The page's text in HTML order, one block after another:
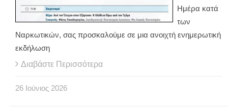
Ημέρα κατά
των
Ναρκωτικών, σας προσκαλούμε σε μια ανοιχτή ενημερωτική
εκδήλωση
Διαβάστε Περισσότερα
26 Ιούνιος 2026